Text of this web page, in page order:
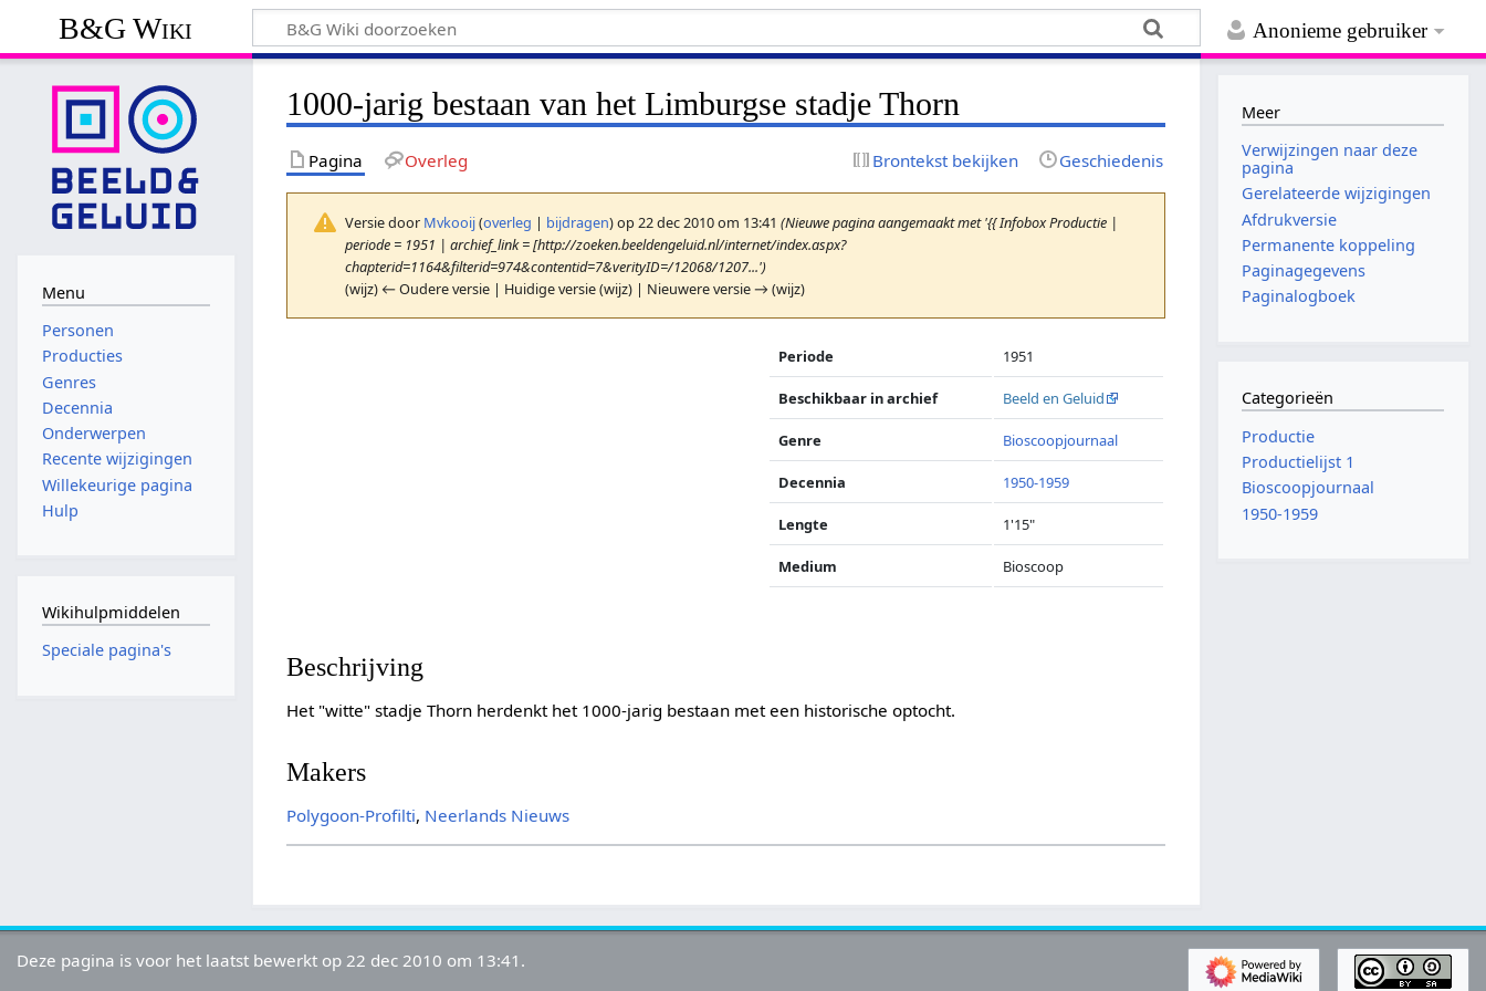
Anonieme gebruiker
B&G Wiki
1000-jarig bestaan van het Limburgse stadje Thorn
Pagina Overleg Brontekst bekijken Geschiedenis
Versie door Mvkooij(overleg | bijdragen)op 22 dec 2010 om 13:41(Nieuwe pagina aangemaakt met '{{ Infobox Productie |
periode = 1951 | archief_link = [http://zoeken.beeldengeluid.nl/internet/index.aspx?
chapterid=1164&filterid=974&contentid=7&verityID=/12068/1207...')
(wijz) ← Oudere versie | Huidige versie (wijz) | Nieuwere versie → (wijz)
Periode 1951
Beschikbaar in archief Beeld en Geluid
Genre Bioscoopjournaal
Decennia 1950-1959
Lengte 1'15"
Medium Bioscoop
Beschrijving
Het "witte" stadje Thorn herdenkt het 1000-jarig bestaan met een historische optocht.
Makers
Polygoon-Profilti, Neerlands Nieuws
Menu
Personen
Producties
Genres
Decennia
Onderwerpen
Recente wijzigingen
Willekeurige pagina
Hulp
Wikihulpmiddelen
Speciale pagina's
Meer
Verwijzingen naar deze
pagina
Gerelateerde wijzigingen
Afdrukversie
Permanente koppeling
Paginagegevens
Paginalogboek
Categorieën
Productie
Productielijst 1
Bioscoopjournaal
1950-1959
Deze pagina is voor het laatst bewerkt op 22 dec 2010 om 13:41.